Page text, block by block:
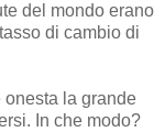
del mondo erano
di cambio di
onesta la grande
In che modo?